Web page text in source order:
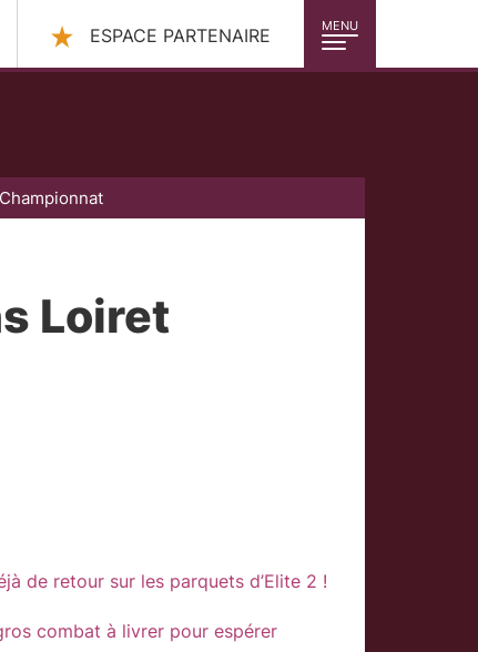
MENU
ESPACE PARTENAIRE
Loiret
de retour sur les parquets d’Elite 2 !
combat à livrer pour espérer